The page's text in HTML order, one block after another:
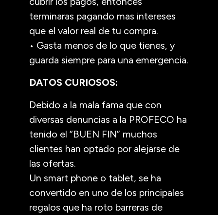
terminaras pagando mas intereses
que el valor real de tu compra.
• Gasta menos de lo que tienes, y
guarda siempre para una emergencia.
DATOS CURIOSOS:
Debido a la mala fama que con
diversas denuncias a la PROFECO ha
tenido el “BUEN FIN” muchos
clientes han optado por alejarse de
las ofertas.
Un smart phone o tablet, se ha
convertido en uno de los principales
regalos que ha roto barreras de